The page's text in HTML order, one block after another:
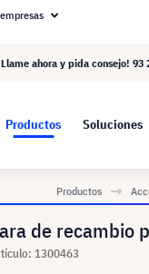
de visunext.es
Llame ahora y pida consejo! 93
Productos Soluciones
Productos
de recambio
1300463